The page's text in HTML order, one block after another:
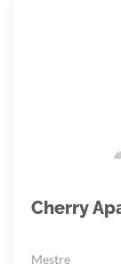
Cherry
Mestre